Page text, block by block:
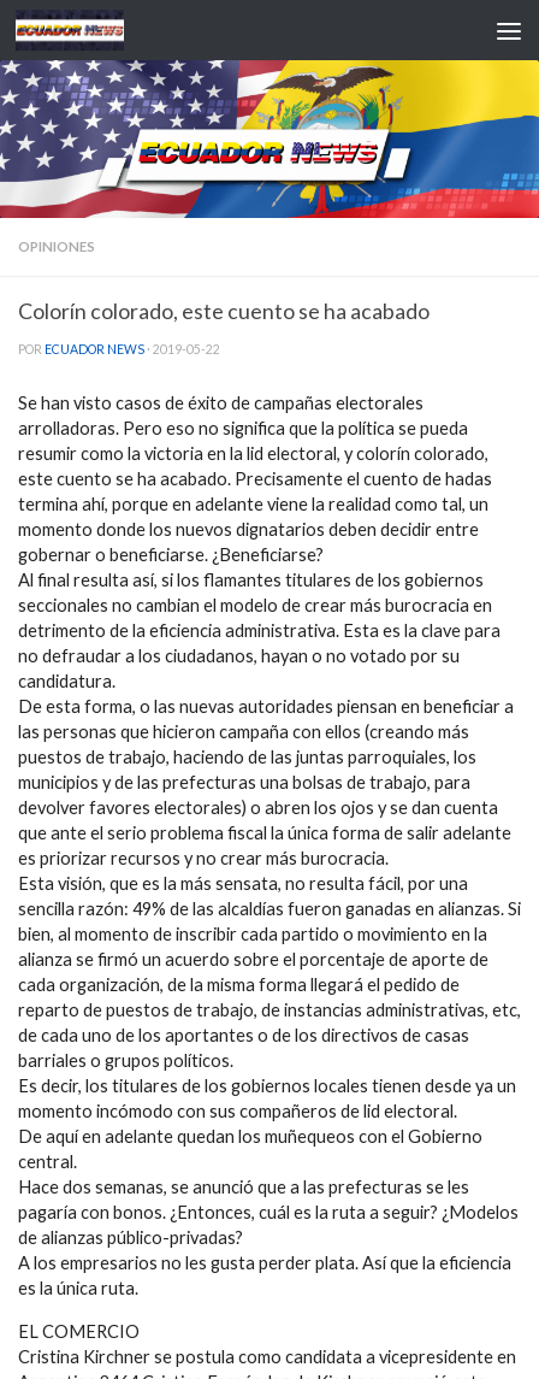
Saltar al contenido
OPINIONES
Colorín colorado, este cuento se ha acabado
POR ECUADOR NEWS · 2019-05-22
Se han visto casos de éxito de campañas electorales
arrolladoras. Pero eso no significa que la política se pueda
resumir como la victoria en la lid electoral, y colorín colorado,
este cuento se ha acabado. Precisamente el cuento de hadas
termina ahí, porque en adelante viene la realidad como tal, un
momento donde los nuevos dignatarios deben decidir entre
gobernar o beneficiarse. ¿Beneficiarse?
Al final resulta así, si los flamantes titulares de los gobiernos
seccionales no cambian el modelo de crear más burocracia en
detrimento de la eficiencia administrativa. Esta es la clave para
no defraudar a los ciudadanos, hayan o no votado por su
candidatura.
De esta forma, o las nuevas autoridades piensan en beneficiar a
las personas que hicieron campaña con ellos (creando más
puestos de trabajo, haciendo de las juntas parroquiales, los
municipios y de las prefecturas una bolsas de trabajo, para
devolver favores electorales) o abren los ojos y se dan cuenta
que ante el serio problema fiscal la única forma de salir adelante
es priorizar recursos y no crear más burocracia.
Esta visión, que es la más sensata, no resulta fácil, por una
sencilla razón: 49% de las alcaldías fueron ganadas en alianzas. Si
bien, al momento de inscribir cada partido o movimiento en la
alianza se firmó un acuerdo sobre el porcentaje de aporte de
cada organización, de la misma forma llegará el pedido de
reparto de puestos de trabajo, de instancias administrativas, etc,
de cada uno de los aportantes o de los directivos de casas
barriales o grupos políticos.
Es decir, los titulares de los gobiernos locales tienen desde ya un
momento incómodo con sus compañeros de lid electoral.
De aquí en adelante quedan los muñequeos con el Gobierno
central.
Hace dos semanas, se anunció que a las prefecturas se les
pagaría con bonos. ¿Entonces, cuál es la ruta a seguir? ¿Modelos
de alianzas público-privadas?
A los empresarios no les gusta perder plata. Así que la eficiencia
es la única ruta.
EL COMERCIO
Cristina Kirchner se postula como candidata a vicepresidente en